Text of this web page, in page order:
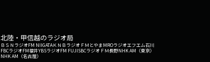
北陸・甲信越のラジオ局
ＢＳＮラジオFM NIIGATAＫＮＢラジオ ＦＭとやまMROラジオエフエム石川
FBCラジオFM福井YBSラジオFM FUJISBCラジオ ＦＭ長野NHK AM（東京）
NHK AM（名古屋）